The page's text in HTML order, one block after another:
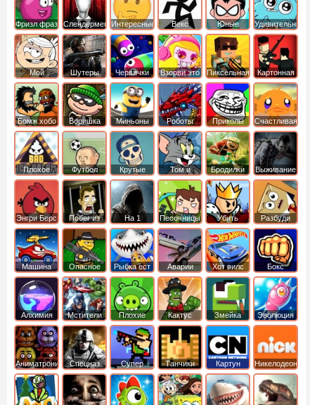
Фризл фраз Слендермен Интересные Векс
Юные
титаны
вперед
Удивительный
мир
Гамбола
Мой
шумный
дом
Шутеры Червячки Взорви это
Пиксельная
война
Картонная
башка
Бомж хобо
Воришка
боб
Миньоны
Роботы
динозавры
Приколы
Счастливая
обезьянка
Плохое
мороженое
Футбол
головами
Крутые
Том и
джерри
Бродилки
Приключения
Выживание
Энгри Берс
Побег из
тюрьмы
На 1 Песочницы
Убить
короля
Разбуди
коробку
Машина
ест
машину
Опасное
оружие
Рыбка ест
рыбку
Аварии
машин
Хот вилс Бокс
Алхимия Мстители
Плохие
свинки
Кактус
маккой
Змейка Эволюция
Аниматроники Спецназ
Супер
бойцы
Танчики
Картун
нетворк
Никелодеон